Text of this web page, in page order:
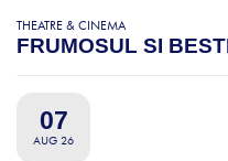
THEATRE & CINEMA
FRUMOSUL SI
07
AUG 26